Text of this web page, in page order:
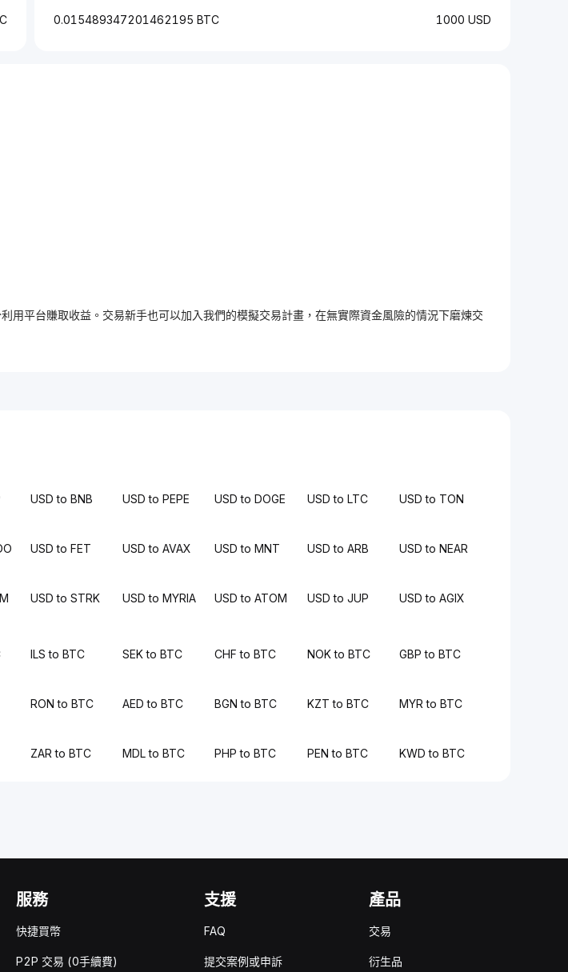
0.015489347201462195 BTC 1000 USD
平台賺取收益。交易新手也可以加入我們的模擬交易計畫，在無實際資金風險的情況下磨煉交
USD to BNB USD to PEPE USD to DOGE USD to LTC USD to TON
USD to FET USD to AVAX USD to MNT USD to ARB USD to NEAR
USD to STRK USD to MYRIA USD to ATOM USD to JUP USD to AGIX
ILS to BTC SEK to BTC CHF to BTC NOK to BTC GBP to BTC
RON to BTC AED to BTC BGN to BTC KZT to BTC MYR to BTC
ZAR to BTC MDL to BTC PHP to BTC PEN to BTC KWD to BTC
服務
快捷買幣
P2P 交易 (0手續費)
支援
FAQ
提交案例或申訴
產品
交易
衍生品